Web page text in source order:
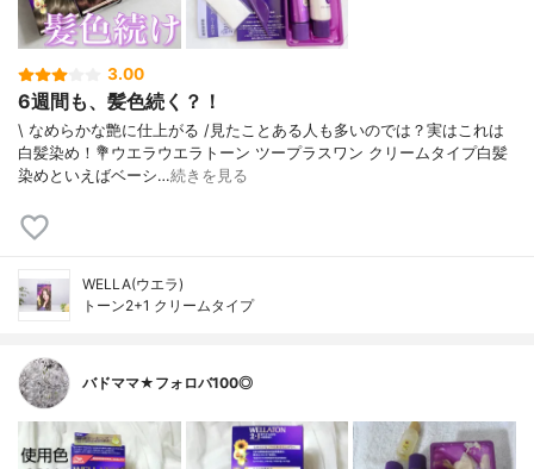
3.00
6週間も、髪色続く？！
\ なめらかな艶に仕上がる /⁡見たことある人も多いのでは？実はこれは
白髪染め！⁡💐ウエラウエラトーン ツープラスワン クリームタイプ⁡⁡白髪
染めといえばベーシ…続きを見る
WELLA(ウエラ)
トーン2+1 クリームタイプ
バドママ★フォロバ100◎